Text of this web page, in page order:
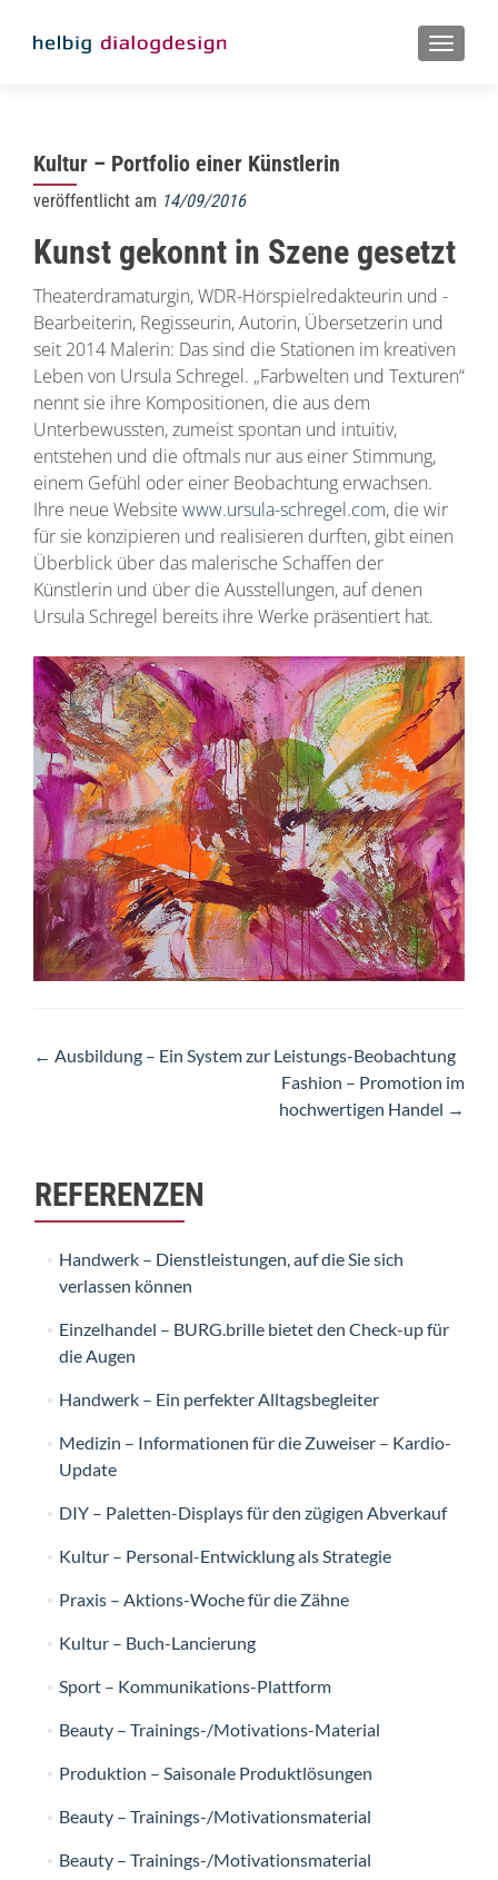
MENU
Kultur – Portfolio einer Künstlerin
veröffentlicht am 14/09/2016
Kunst gekonnt in Szene gesetzt
Theaterdramaturgin, WDR-Hörspielredakteurin und -
Bearbeiterin, Regisseurin, Autorin, Übersetzerin und
seit 2014 Malerin: Das sind die Stationen im kreativen
Leben von Ursula Schregel. „Farbwelten und Texturen“
nennt sie ihre Kompositionen, die aus dem
Unterbewussten, zumeist spontan und intuitiv,
entstehen und die oftmals nur aus einer Stimmung,
einem Gefühl oder einer Beobachtung erwachsen.
Ihre neue Website www.ursula-schregel.com, die wir
für sie konzipieren und realisieren durften, gibt einen
Überblick über das malerische Schaffen der
Künstlerin und über die Ausstellungen, auf denen
Ursula Schregel bereits ihre Werke präsentiert hat.
Artikel-
← Ausbildung – Ein System zur Leistungs-Beobachtung
Fashion – Promotion im
hochwertigen Handel →
REFERENZEN
Handwerk – Dienstleistungen, auf die Sie sich
verlassen können
Einzelhandel – BURG.brille bietet den Check-up für
die Augen
Handwerk – Ein perfekter Alltagsbegleiter
Medizin – Informationen für die Zuweiser – Kardio-
Update
DIY – Paletten-Displays für den zügigen Abverkauf
Kultur – Personal-Entwicklung als Strategie
Praxis – Aktions-Woche für die Zähne
Kultur – Buch-Lancierung
Sport – Kommunikations-Plattform
Beauty – Trainings-/Motivations-Material
Produktion – Saisonale Produktlösungen
Beauty – Trainings-/Motivationsmaterial
Beauty – Trainings-/Motivationsmaterial